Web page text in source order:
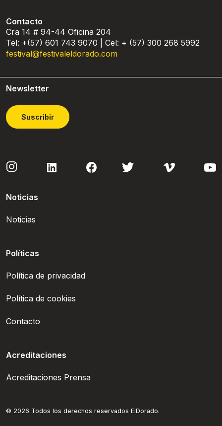
Contacto
Cra 14 # 94-44 Oficina 204
Tel: +(57) 601 743 9070 | Cel: + (57) 300 268 5992
festival@festivaleldorado.com
Newsletter
Suscribir
Noticias
Noticias
Políticas
Política de privacidad
Política de cookies
Contacto
Acreditaciones
Acreditaciones Prensa
© 2026 Todos los derechos reservados ElDorado.